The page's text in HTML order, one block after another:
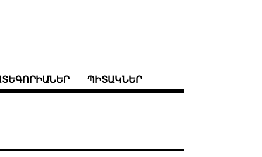
ՊԻՏԱԿՆԵՐ